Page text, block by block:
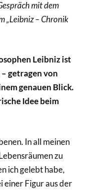
mit dem
„Leibniz – Chronik
Leibniz ist
getragen von
genauen Blick.
Idee beim
In all meinen
zu
ich gelebt habe,
einer Figur aus der